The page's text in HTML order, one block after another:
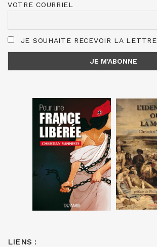
VOTRE COURRIEL
JE SOUHAITE RECEVOIR LA LETTRE
LIENS :